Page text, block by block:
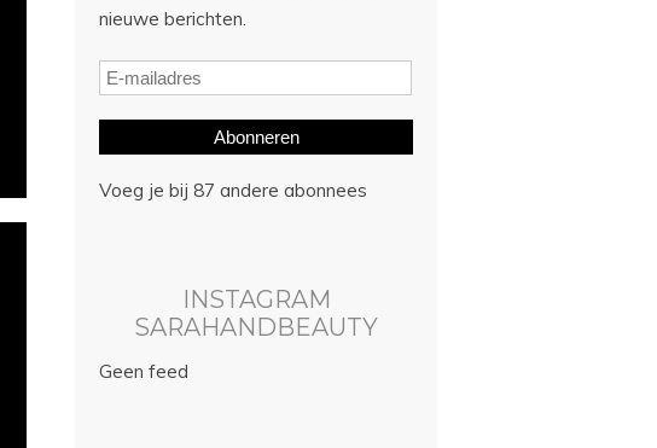
nieuwe berichten.
Abonneren
Voeg je bij 87 andere abonnees
INSTAGRAM
SARAHANDBEAUTY
Geen feed